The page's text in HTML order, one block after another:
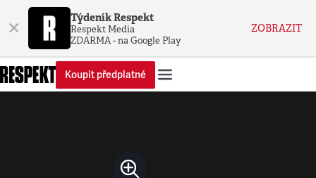
× Týdeník Respekt
Respekt Media
ZDARMA - na Google Play
ZOBRAZIT
Koupit předplatné